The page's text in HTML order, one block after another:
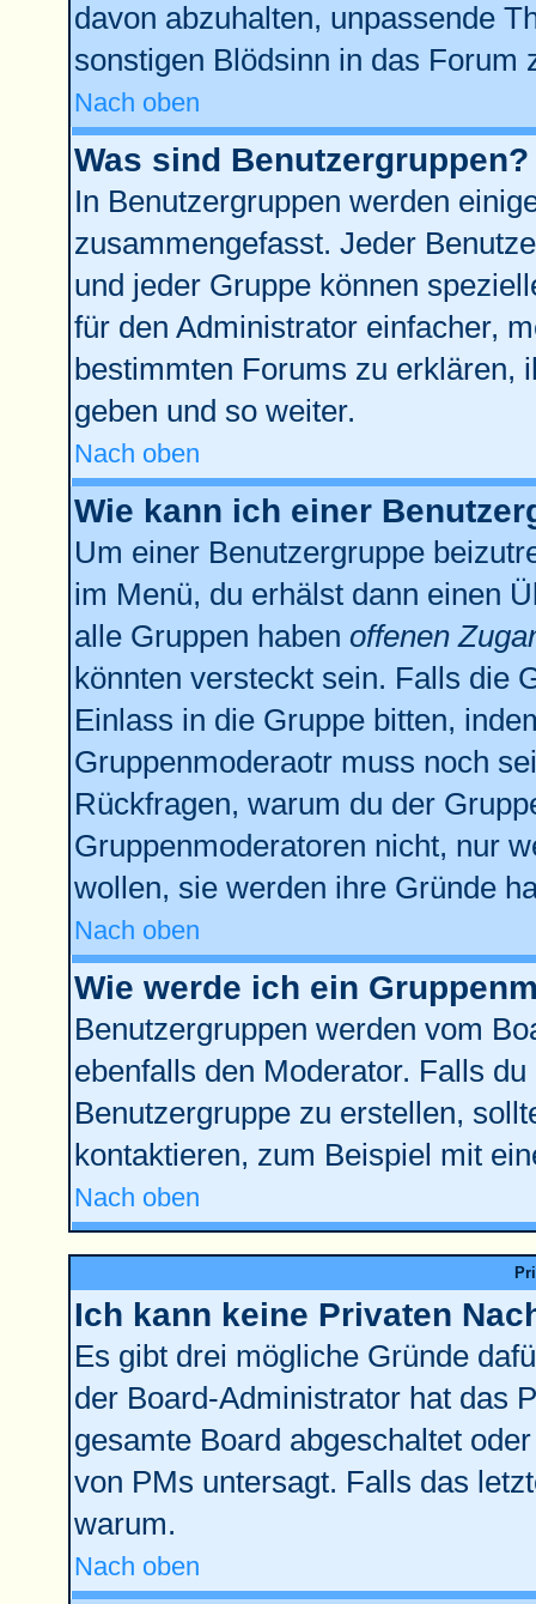
davon abzuhalten, unpassende
sonstigen Blödsinn in das Forum
Nach oben
Was sind Benutzergruppen?
In Benutzergruppen werden
zusammengefasst. Jeder
und jeder Gruppe können
für den Administrator einfacher,
bestimmten Forums zu erklären,
geben und so weiter.
Nach oben
Wie kann ich einer
Um einer Benutzergruppe
im Menü, du erhälst dann einen
alle Gruppen haben offenen
könnten versteckt sein. Falls die
Einlass in die Gruppe bitten,
Gruppenmoderaotr muss noch
Rückfragen, warum du der
Gruppenmoderatoren nicht, nur
wollen, sie werden ihre Gründe
Nach oben
Wie werde ich ein
Benutzergruppen werden vom
ebenfalls den Moderator. Falls
Benutzergruppe zu erstellen,
kontaktieren, zum Beispiel mit
Nach oben
Ich kann keine Privaten
Es gibt drei mögliche Gründe
der Board-Administrator hat das
gesamte Board abgeschaltet
von PMs untersagt. Falls das
warum.
Nach oben